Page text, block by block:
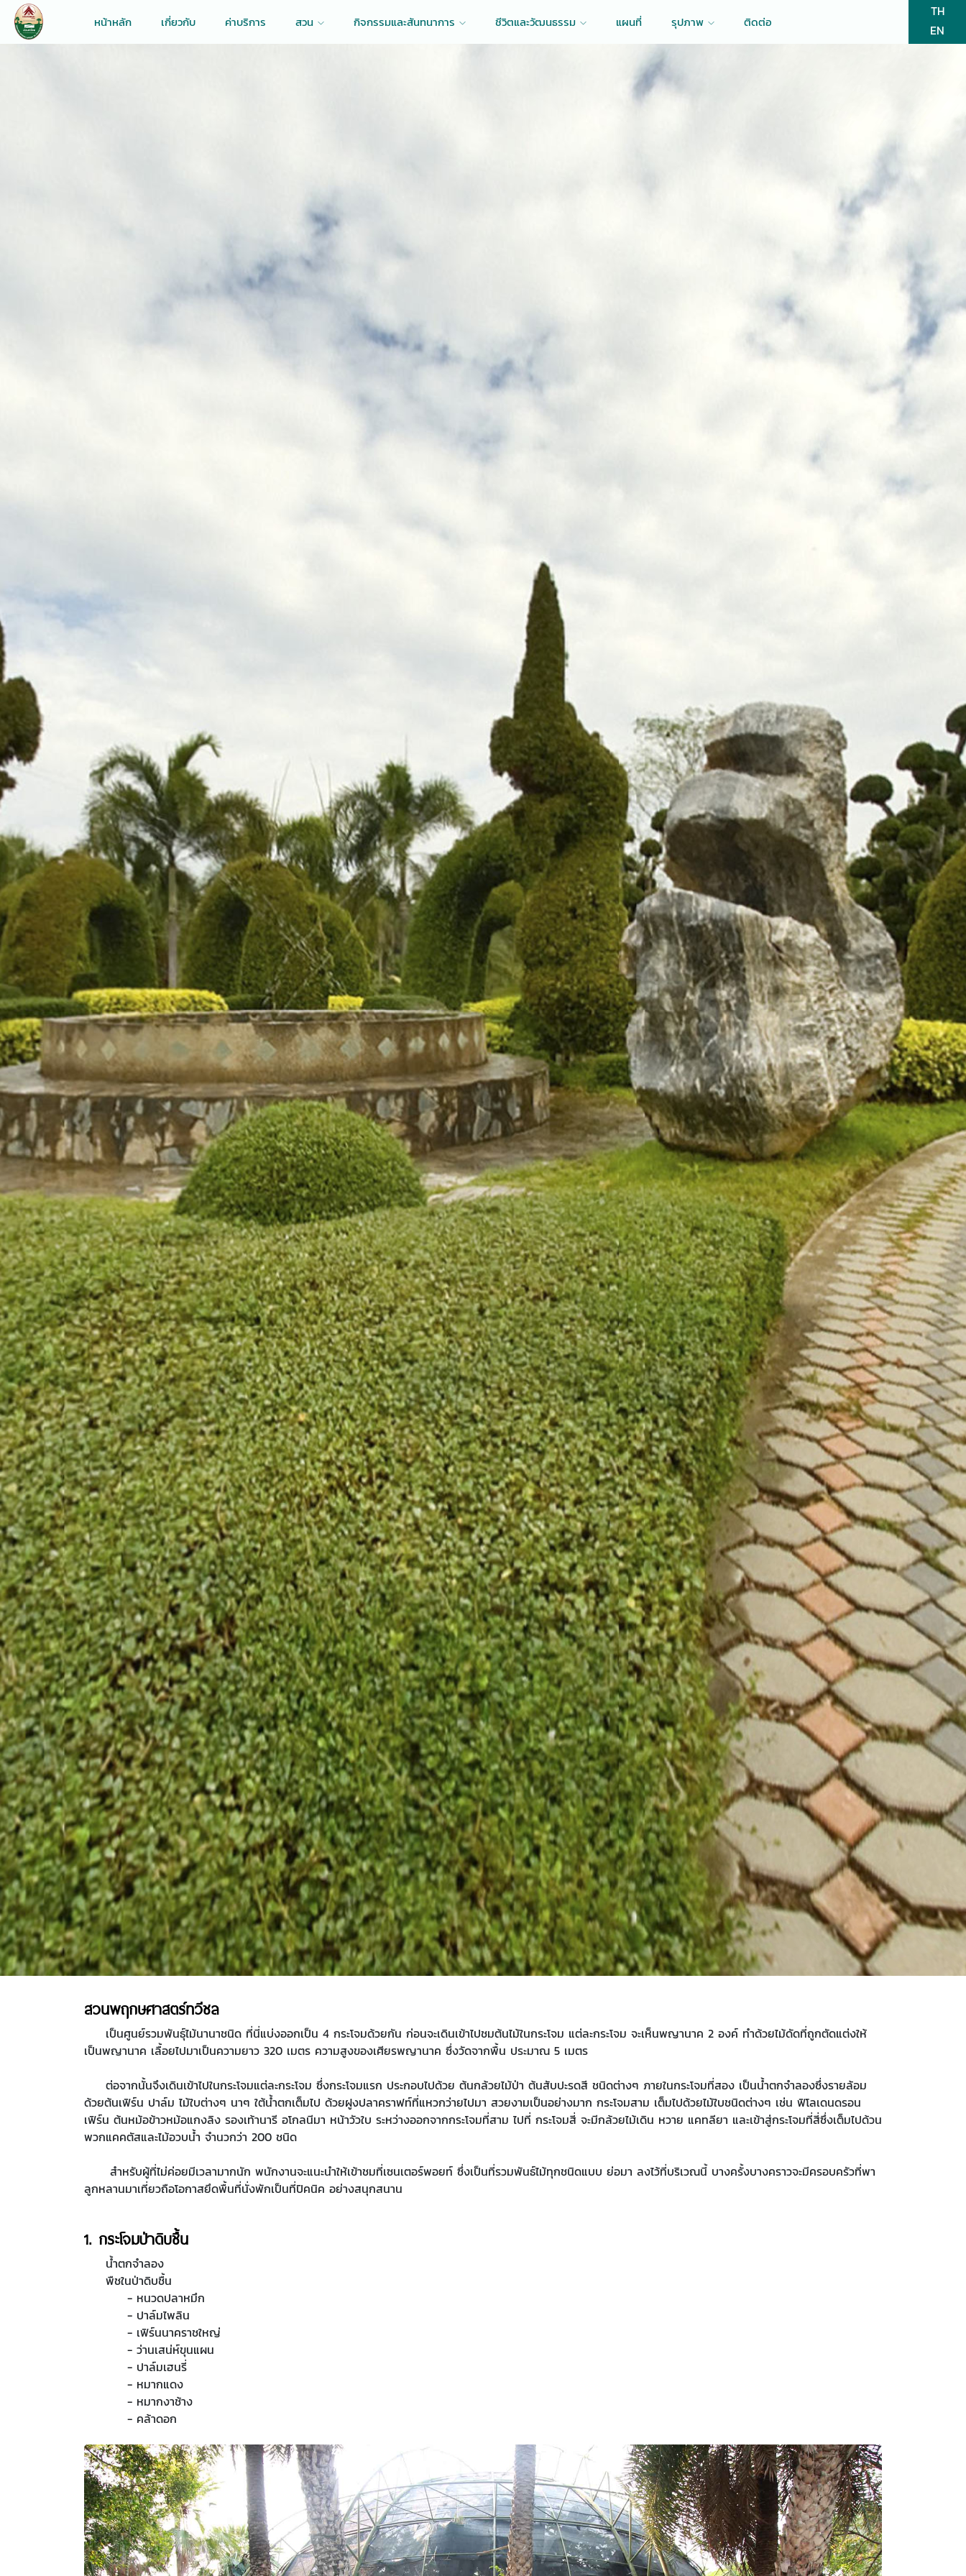
หน้าหลัก เกี่ยวกับ ค่าบริการ สวน กิจกรรมและสันทนาการ ชีวิตและวัฒนธรรม แผนที่ รุปภาพ ติดต่อ
TH
EN
สวนพฤกษศาสตร์ทวีชล
เป็นศูนย์รวมพันธุ์ไม้นานาชนิด ที่นี่แบ่งออกเป็น 4 กระโจมด้วยกัน ก่อนจะเดินเข้าไปชมต้นไม้ในกระโจม แต่ละกระโจม จะเห็นพญานาค 2 องค์ ทำด้วยไม้ดัดที่ถูกตัดแต่งให้
เป็นพญานาค เลื้อยไปมาเป็นความยาว 320 เมตร ความสูงของเศียรพญานาค ซึ่งวัดจากพื้น ประมาณ 5 เมตร
ต่อจากนั้นจึงเดินเข้าไปในกระโจมแต่ละกระโจม ซึ่งกระโจมแรก ประกอบไปด้วย ต้นกล้วยไม้ป่า ต้นสับปะรดสี ชนิดต่างๆ ภายในกระโจมที่สอง เป็นน้ำตกจำลองซึ่งรายล้อม
ด้วยต้นเฟิร์น ปาล์ม ไม้ใบต่างๆ นาๆ ใต้น้ำตกเต็มไป ด้วยฝูงปลาคราฟท์ที่แหวกว่ายไปมา สวยงามเป็นอย่างมาก กระโจมสาม เต็มไปด้วยไม้ใบชนิดต่างๆ เช่น ฟิโลเดนดรอน
เฟิร์น ต้นหม้อข้าวหม้อแกงลิง รองเท้านารี อโกลนีมา หน้าวัวใบ ระหว่างออกจากกระโจมที่สาม ไปที่ กระโจมสี่ จะมีกล้วยไม้เดิน หวาย แคทลียา และเข้าสู่กระโจมที่สี่ซึ่งเต็มไปด้วน
พวกแคคตัสและไม้อวบน้ำ จำนวกว่า 200 ชนิด
สำหรับผู้ที่ไม่ค่อยมีเวลามากนัก พนักงานจะแนะนำให้เข้าชมที่เซนเตอร์พอยท์ ซึ่งเป็นที่รวมพันธ์ไม้ทุกชนิดแบบ ย่อมา ลงไว้ที่บริเวณนี้ บางครั้งบางคราวจะมีครอบครัวที่พา
ลูกหลานมาเที่ยวถือโอกาสยึดพื้นที่นั่งพักเป็นที่ปิคนิค อย่างสนุกสนาน
1. กระโจมป่าดิบชื้น
น้ำตกจำลอง
พืชในป่าดิบชื้น
- หนวดปลาหมึก
- ปาล์มไพลิน
- เฟิร์นนาคราชใหญ่
- ว่านเสน่ห์ขุนแผน
- ปาล์มเฮนรี่
- หมากแดง
- หมากงาช้าง
- คล้าดอก